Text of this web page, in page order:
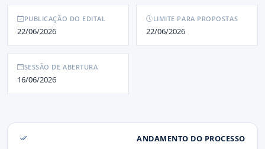
PUBLICAÇÃO DO EDITAL
22/06/2026
LIMITE PARA PROPOSTAS
22/06/2026
SESSÃO DE ABERTURA
16/06/2026
ANDAMENTO DO PROCESSO